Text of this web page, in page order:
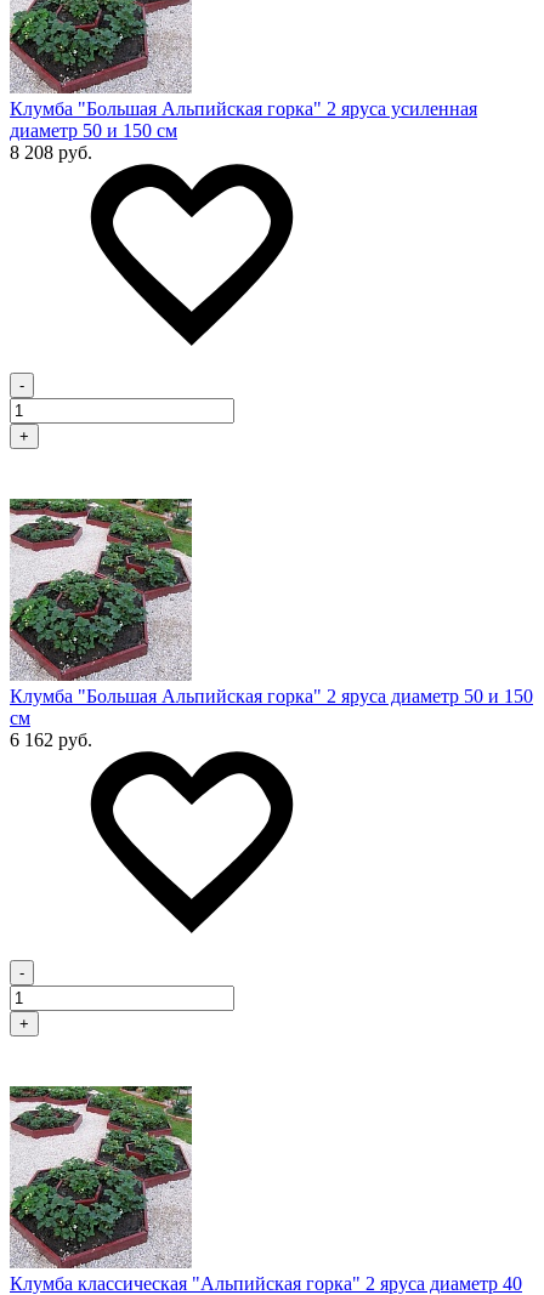
Клумба "Большая Альпийская горка" 2 яруса усиленная
диаметр 50 и 150 см
8 208 руб.
-
+
Клумба "Большая Альпийская горка" 2 яруса диаметр 50 и 150
см
6 162 руб.
-
+
Клумба классическая "Альпийская горка" 2 яруса диаметр 40